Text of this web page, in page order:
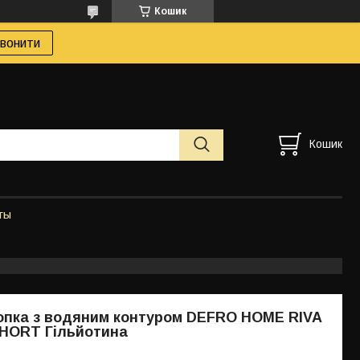
Кошик
Кошик
з водяним контуром DEFRO HOME RIVA
Гільйотина